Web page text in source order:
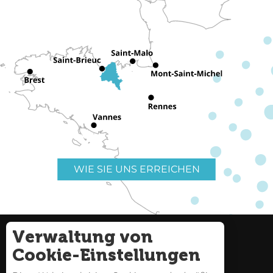
WIE SIE UNS ERREICHEN
Nützliche Links
Seitenverzeichnis
Verwaltung von
Cookie-Einstellungen